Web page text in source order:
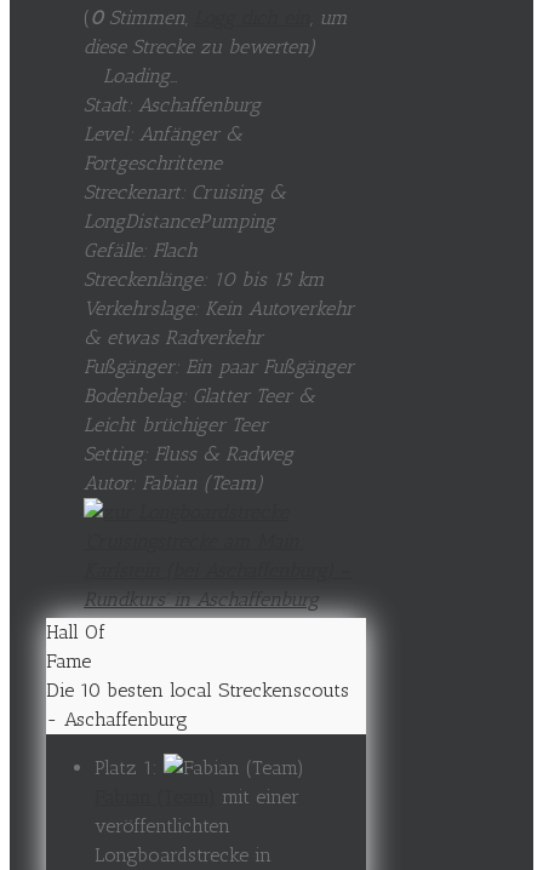
(0Stimmen,
, um
diese Strecke zu bewerten)
Loading...
Stadt: Aschaffenburg
Level: Anfänger &
Fortgeschrittene
Streckenart: Cruising &
LongDistancePumping
Gefälle: Flach
Streckenlänge: 10 bis 15 km
Verkehrslage: Kein Autoverkehr
& etwas Radverkehr
Fußgänger: Ein paar Fußgänger
Bodenbelag: Glatter Teer &
Leicht brüchiger Teer
Setting: Fluss & Radweg
Autor: Fabian (Team)
Hall Of
Fame
Die 10 besten local Streckenscouts
- Aschaffenburg
Platz 1:
mit einer
veröffentlichten
Longboardstrecke in